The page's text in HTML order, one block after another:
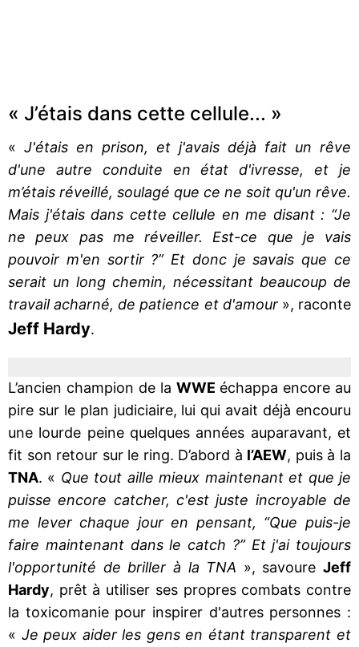
« J’étais dans cette cellule... »
« J'étais en prison, et j'avais déjà fait un rêve
d'une autre conduite en état d'ivresse, et je
m’étais réveillé, soulagé que ce ne soit qu'un rêve.
Mais j'étais dans cette cellule en me disant : “Je
ne peux pas me réveiller. Est-ce que je vais
pouvoir m'en sortir ?” Et donc je savais que ce
serait un long chemin, nécessitant beaucoup de
travail acharné, de patience et d'amour », raconte
Jeff Hardy.
L’ancien champion de la WWE échappa encore au
pire sur le plan judiciaire, lui qui avait déjà encouru
une lourde peine quelques années auparavant, et
fit son retour sur le ring. D’abord à l’AEW, puis à la
TNA. « Que tout aille mieux maintenant et que je
puisse encore catcher, c'est juste incroyable de
me lever chaque jour en pensant, “Que puis-je
faire maintenant dans le catch ?” Et j'ai toujours
l'opportunité de briller à la TNA », savoure Jeff
Hardy, prêt à utiliser ses propres combats contre
la toxicomanie pour inspirer d'autres personnes :
« Je peux aider les gens en étant transparent et